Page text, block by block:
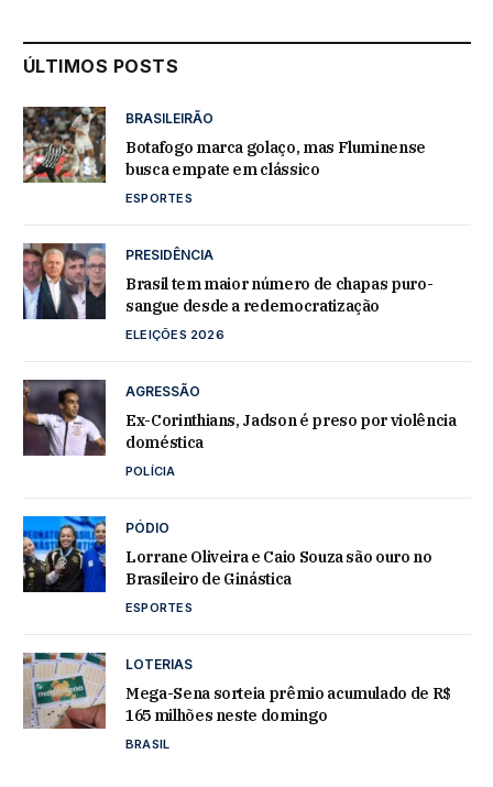
ÚLTIMOS POSTS
BRASILEIRÃO
Botafogo marca golaço, mas Fluminense
busca empate em clássico
ESPORTES
PRESIDÊNCIA
Brasil tem maior número de chapas puro-
sangue desde a redemocratização
ELEIÇÕES 2026
AGRESSÃO
Ex-Corinthians, Jadson é preso por violência
doméstica
POLÍCIA
PÓDIO
Lorrane Oliveira e Caio Souza são ouro no
Brasileiro de Ginástica
ESPORTES
LOTERIAS
Mega-Sena sorteia prêmio acumulado de R$
165 milhões neste domingo
BRASIL